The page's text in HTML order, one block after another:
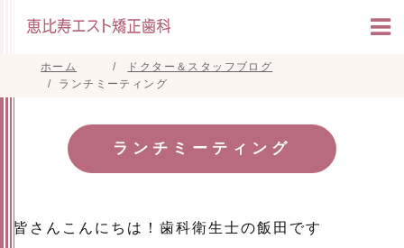
ホーム
ドクター＆スタッフブログ
ランチミーティング
ランチミーティング
皆さんこんにちは！歯科衛生士の飯田です